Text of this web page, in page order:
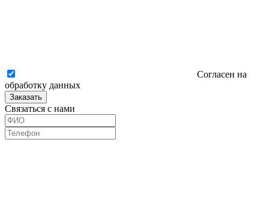
Согласен на
обработку данных
Заказать
Связаться с нами